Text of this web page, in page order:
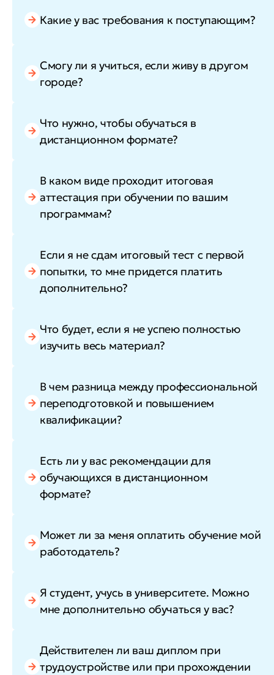
Какие у вас требования к поступающим?
Смогу ли я учиться, если живу в другом
городе?
Что нужно, чтобы обучаться в
дистанционном формате?
В каком виде проходит итоговая
аттестация при обучении по вашим
программам?
Если я не сдам итоговый тест с первой
попытки, то мне придется платить
дополнительно?
Что будет, если я не успею полностью
изучить весь материал?
В чем разница между профессиональной
переподготовкой и повышением
квалификации?
Есть ли у вас рекомендации для
обучающихся в дистанционном
формате?
Может ли за меня оплатить обучение мой
работодатель?
Я студент, учусь в университете. Можно
мне дополнительно обучаться у вас?
Действителен ли ваш диплом при
трудоустройстве или при прохождении